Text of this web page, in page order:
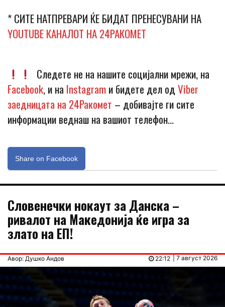
* СИТЕ НАТПРЕВАРИ ЌЕ БИДАТ ПРЕНЕСУВАНИ НА
YOUTUBE КАНАЛОТ НА 24РАКОМЕТ
Следете не на нашите социјални мрежи, на
Facebook, и на Instagramи бидете дел одViber
заедницата на 24Ракомет – добивајте ги сите
информации веднаш на вашиот телефон…
Share on Facebook
Словенечки нокаут за Данска –
ривалот на Македонија ќе игра за
злато на ЕП!
Авор: Душко Андов | 7 август 2026
22:12